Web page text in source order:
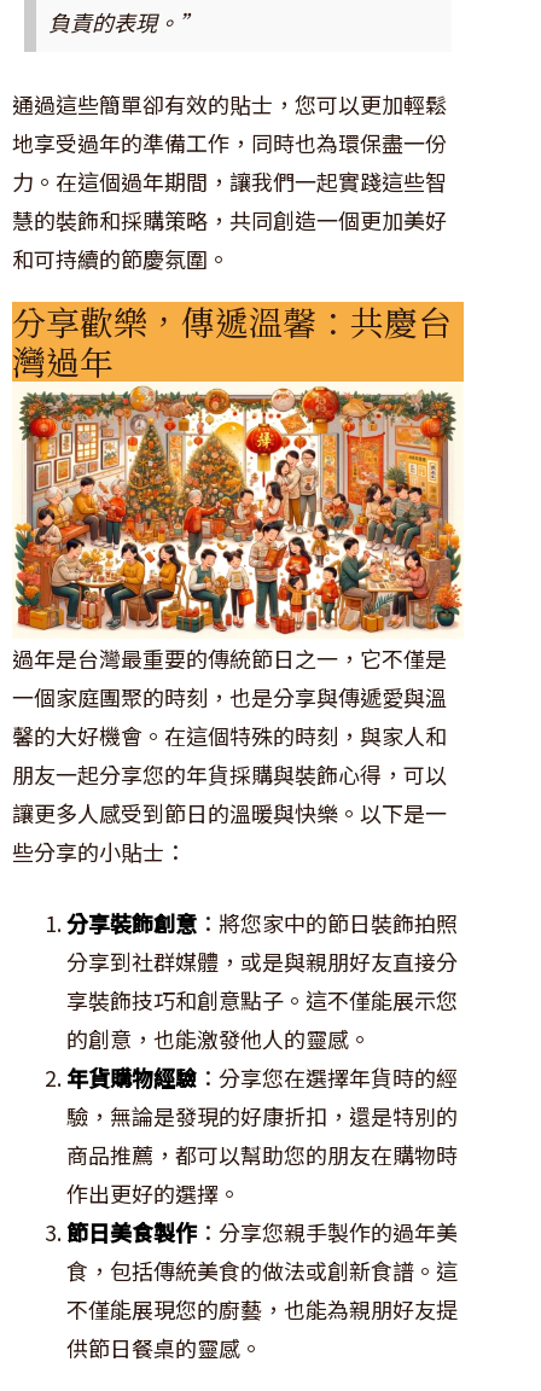
負責的表現。”
通過這些簡單卻有效的貼士，您可以更加輕鬆
地享受過年的準備工作，同時也為環保盡一份
力。在這個過年期間，讓我們一起實踐這些智
慧的裝飾和採購策略，共同創造一個更加美好
和可持續的節慶氛圍。
分享歡樂，傳遞溫馨：共慶台
灣過年
過年是台灣最重要的傳統節日之一，它不僅是
一個家庭團聚的時刻，也是分享與傳遞愛與溫
馨的大好機會。在這個特殊的時刻，與家人和
朋友一起分享您的年貨採購與裝飾心得，可以
讓更多人感受到節日的溫暖與快樂。以下是一
些分享的小貼士：
分享裝飾創意 ：將您家中的節日裝飾拍照
分享到社群媒體，或是與親朋好友直接分
享裝飾技巧和創意點子。這不僅能展示您
的創意，也能激發他人的靈感。
年貨購物經驗 ：分享您在選擇年貨時的經
驗，無論是發現的好康折扣，還是特別的
商品推薦，都可以幫助您的朋友在購物時
作出更好的選擇。
節日美食製作：分享您親手製作的過年美
食，包括傳統美食的做法或創新食譜。這
不僅能展現您的廚藝，也能為親朋好友提
供節日餐桌的靈感。